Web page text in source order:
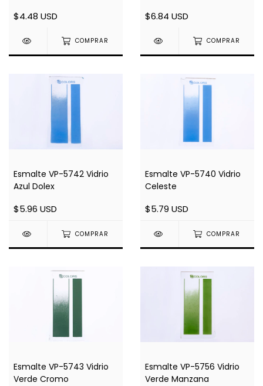
$4.48 USD
COMPRAR
$6.84 USD
COMPRAR
Esmalte VP-5742 Vidrio
Azul Dolex
$5.96 USD
COMPRAR
Esmalte VP-5740 Vidrio
Celeste
$5.79 USD
COMPRAR
Esmalte VP-5743 Vidrio
Verde Cromo
Esmalte VP-5756 Vidrio
Verde Manzana